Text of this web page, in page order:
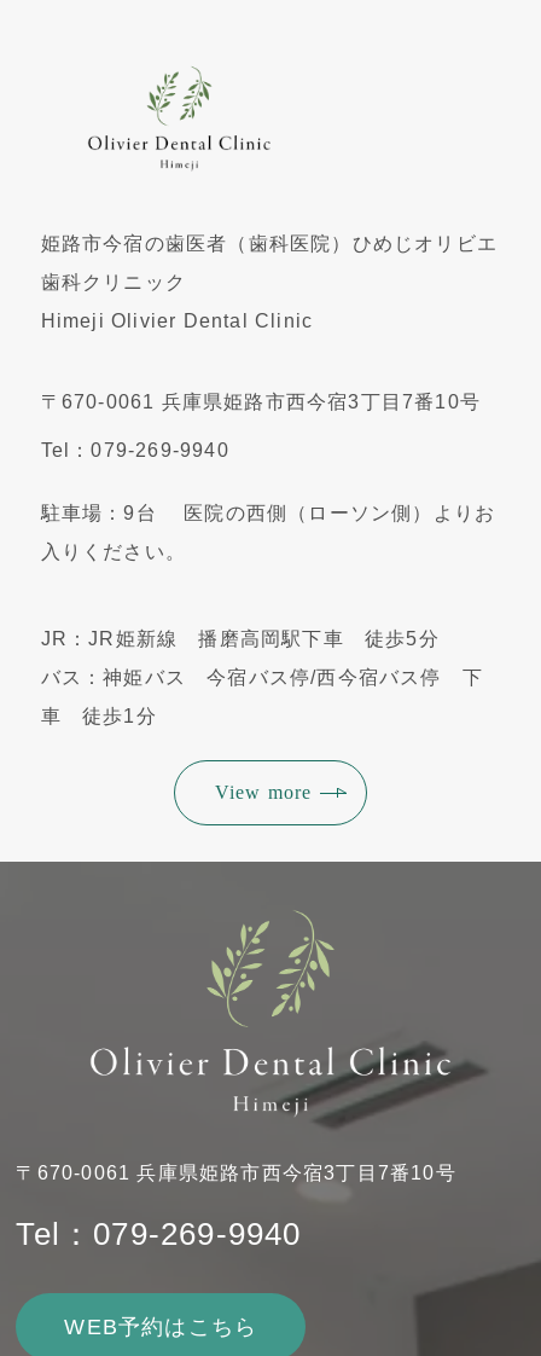
姫路市今宿の歯医者（歯科医院）ひめじオリビエ
歯科クリニック
Himeji Olivier Dental Clinic
〒670-0061 兵庫県姫路市西今宿3丁目7番10号
Tel：079-269-9940
駐車場：9台 医院の西側（ローソン側）よりお
入りください。
JR：JR姫新線 播磨高岡駅下車 徒歩5分
バス：神姫バス 今宿バス停/西今宿バス停 下
車 徒歩1分
View more
〒670-0061 兵庫県姫路市西今宿3丁目7番10号
Tel：079-269-9940
WEB予約はこちら